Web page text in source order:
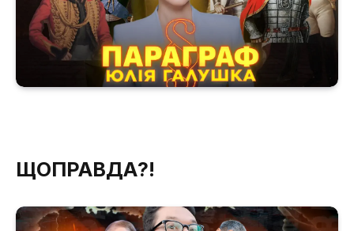
ЩОПРАВДА?!